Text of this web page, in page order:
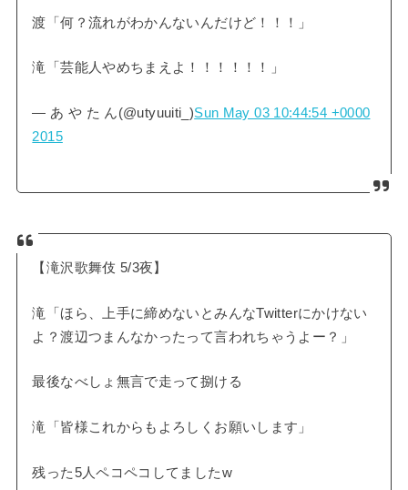
渡「何？流れがわかんないんだけど！！！」
滝「芸能人やめちまえよ！！！！！！」
— あ や た ん(@utyuuiti_)Sun May 03 10:44:54 +0000
2015
【滝沢歌舞伎 5/3夜】
滝「ほら、上手に締めないとみんなTwitterにかけない
よ？渡辺つまんなかったって言われちゃうよー？」
最後なべしょ無言で走って捌ける
滝「皆様これからもよろしくお願いします」
残った5人ペコペコしてましたw